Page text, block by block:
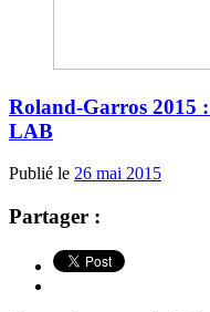
Roland-Garros 2015
LAB
Publié le 26 mai 2015
Partager :